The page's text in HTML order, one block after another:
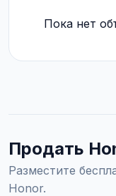
Пока нет
Продать
Разместите
Honor.